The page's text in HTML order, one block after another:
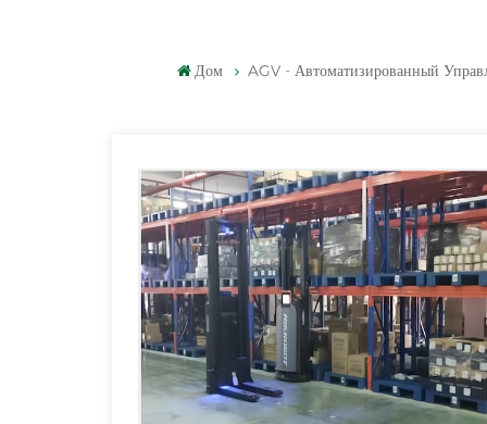
Дом AGV - Автоматизированный